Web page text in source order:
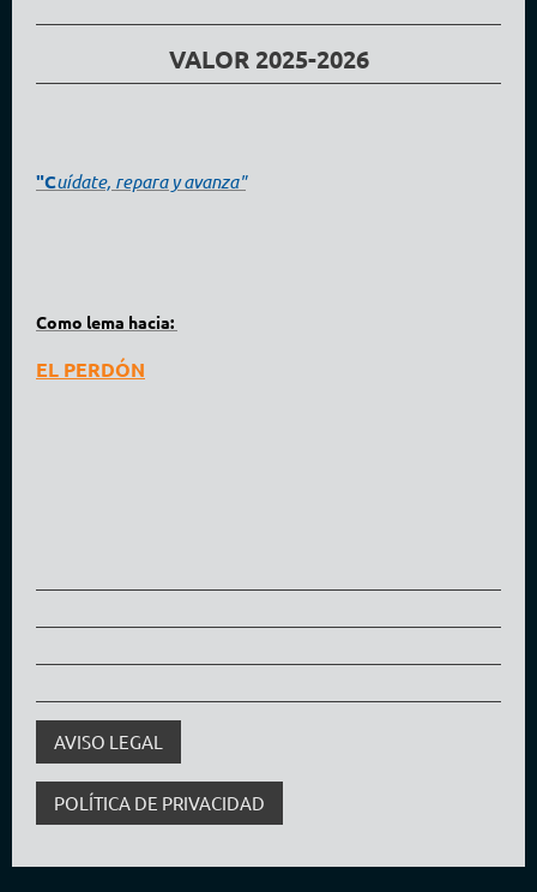
VALOR 2025-2026
"Cuídate, repara y avanza"
Como lema hacia:
EL PERDÓN
AVISO LEGAL
POLÍTICA DE PRIVACIDAD